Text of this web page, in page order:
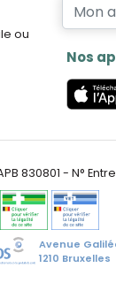
ou
Nos
830801 - N°
Avenue
1210 Bruxelles